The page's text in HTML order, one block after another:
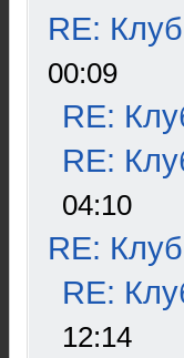
RE:
00:09
RE:
RE:
04:10
RE:
RE:
12:14